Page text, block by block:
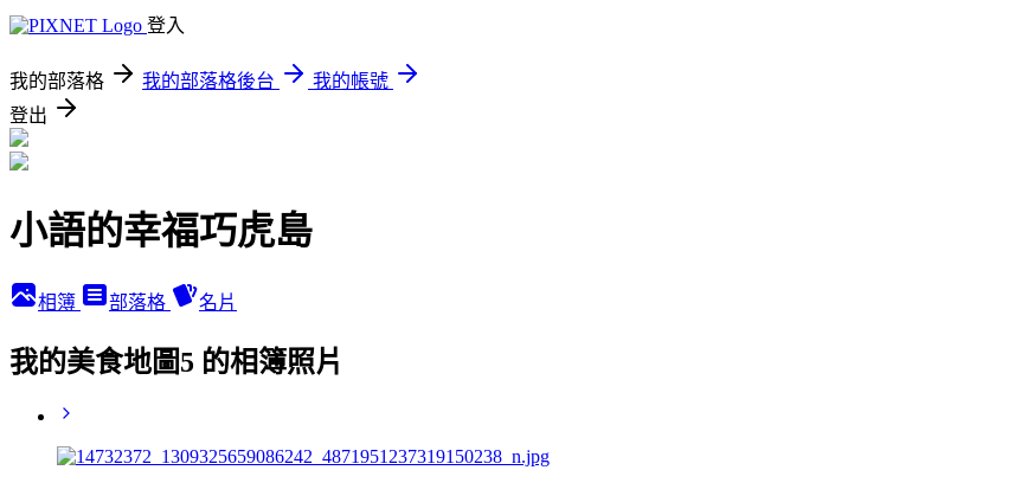
登入
我的部落格 我的部落格後台
我的帳號
登出
小語的幸福巧虎島
相簿 部落格 名片
我的美食地圖5 的相簿照片